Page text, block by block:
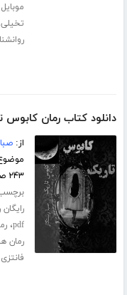
موبایل
تخیلی
دانلود کتاب رمان کابوس
از:
۲۴۳ صفحه
pdf،
رمان
فانتزی